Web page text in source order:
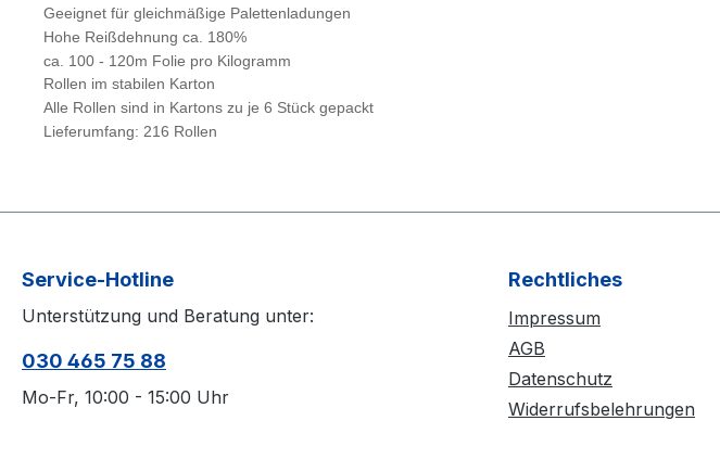
Geeignet für gleichmäßige Palettenladungen
Hohe Reißdehnung ca. 180%
ca. 100 - 120m Folie pro Kilogramm
Rollen im stabilen Karton
Alle Rollen sind in Kartons zu je 6 Stück gepackt
Lieferumfang: 216 Rollen
Service-Hotline
Unterstützung und Beratung unter:
030 465 75 88
Mo-Fr, 10:00 - 15:00 Uhr
Rechtliches
Impressum
AGB
Datenschutz
Widerrufsbelehrungen